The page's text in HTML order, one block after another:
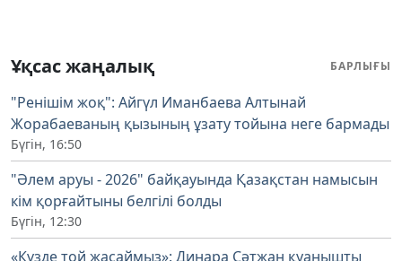
Ұқсас жаңалық БАРЛЫҒЫ
"Ренішім жоқ": Айгүл Иманбаева Алтынай
Жорабаеваның қызының ұзату тойына неге бармады
Бүгін, 16:50
"Әлем аруы - 2026" байқауында Қазақстан намысын
кім қорғайтыны белгілі болды
Бүгін, 12:30
«Күзде той жасаймыз»: Динара Сәтжан қуанышты